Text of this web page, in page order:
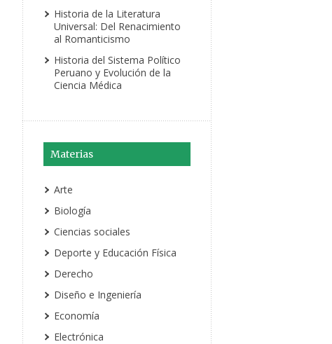
Historia de la Literatura
Universal: Del Renacimiento
al Romanticismo
Historia del Sistema Político
Peruano y Evolución de la
Ciencia Médica
Materias
Arte
Biología
Ciencias sociales
Deporte y Educación Física
Derecho
Diseño e Ingeniería
Economía
Electrónica